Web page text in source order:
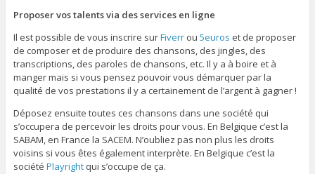
Proposer vos talents via des services en ligne
Il est possible de vous inscrire surFiverrou 5euros et de proposer
de composer et de produire des chansons, des jingles, des
transcriptions, des paroles de chansons, etc. Il y a à boire et à
manger mais si vous pensez pouvoir vous démarquer par la
qualité de vos prestations il y a certainement de l’argent à gagner !
Déposez ensuite toutes ces chansons dans une société qui
s’occupera de percevoir les droits pour vous. En Belgique c’est la
SABAM, en France la SACEM. N’oubliez pas non plus les droits
voisins si vous êtes également interprète. En Belgique c’est la
société Playrightqui s’occupe de ça.